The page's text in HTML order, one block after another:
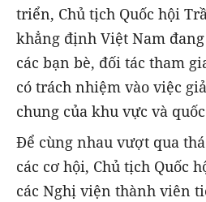
triển, Chủ tịch Quốc hội
khẳng định Việt Nam
các bạn bè, đối tác tham
có trách nhiệm vào việc
chung của khu vực và
Để cùng nhau vượt qua
các cơ hội, Chủ tịch Quốc
các Nghị viện thành viên